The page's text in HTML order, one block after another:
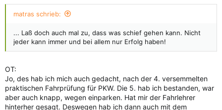
matras schrieb:
... Laß doch auch mal zu, dass was schief gehen kann. Nicht
jeder kann immer und bei allem nur Erfolg haben!
OT:
Jo, des hab ich mich auch gedacht, nach der 4. versemmelten
praktischen Fahrprüfung für PKW. Die 5. hab ich bestanden, war
aber auch knapp, wegen einparken. Hat mir der Fahrlehrer
hinterher gesagt. Deswegen hab ich dann auch mit dem